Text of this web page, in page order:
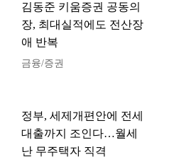
김동준 키움증권 공동의
장, 최대실적에도 전산장
애 반복
금융/증권
정부, 세제개편안에 전세
대출까지 조인다…월세
난 무주택자 직격